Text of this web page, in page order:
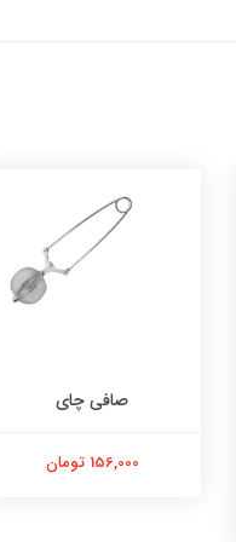
صافی چای
156,000 تومان